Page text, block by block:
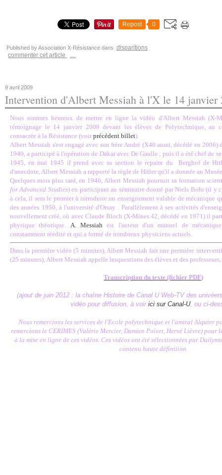
Repost 0
Published by Association X-Résistance dans disparitions
commenter cet article
…
9 avril 2009
Intervention d'Albert Messiah à l'X le 14 janvier
Nous sommes heureux de mettre en ligne la vidéo d'Albert Messiah (X-
témoignage le 14 janvier 2009 devant les élèves de Polytechnique, au
consacrée à la Résistance (voir précédent billet).
Albert Messiah s'est engagé avec son frère André (X40 aussi, décédé en
1940, a participé à l'opération de Dakar avec De Gaulle ; puis il a été chef de
1945, en mai 1945 il prend avec sa section le repaire du Berghof de
d'anecdote, Albert Messiah a rapporté la règle de Hitler qu'il a donnée au
Quelques mois plus tard, en 1946, Albert Messiah poursuit sa formation
for Advanced Studies) en participant au séminaire donné par Niels Bohr (il y
à cela, il sera le premier à introduire un enseignement valable de mécanique
des années 1950, à l'université d'Orsay . Parallèlement à ses activités
nouvellement créé, où avec Claude Bloch (X-Mines 42, décédé en 1971) il
physique théorique. A. Messiah est l'auteur d'un manuel de
constamment réédité et qui a formé de nombreux physiciens actuels.
Dans la première vidéo (5 minutes), Albert Messiah fait une première
(25 minutes), Albert Messiah appelle lesquestions des élèves et des
Transcription du texte (fichier PDF)
(ajout de juin 2012 : la chaîne Histoire de Canal U Web-TV des
vidéo pour diffusion, à voirici sur Canal-U, ou ci-
Nous remercions les services de l'Ecole polytechnique et l'amiral Alquier
remercions le CERIMES (Valérie Mercier, Damien Poïvet, Hervé Lièvre) pour
à la mise en ligne de ces vidéos. Ces vidéos ont été sélectionnées par
contenu haute définition.